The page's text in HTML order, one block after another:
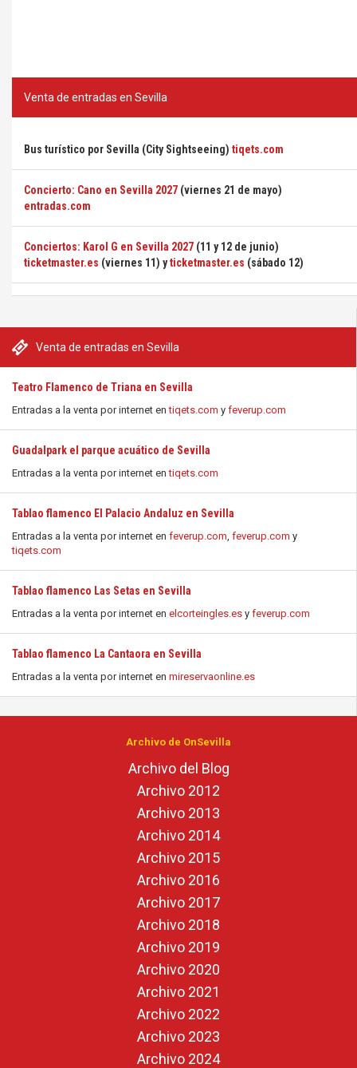
Venta de entradas en Sevilla
Teatro Flamenco de Triana en Sevilla
Entradas a la venta por internet entiqets.com y feverup.com
Guadalpark el parque acuático de Sevilla
Entradas a la venta por internet entiqets.com
Tablao flamenco El Palacio Andaluz en Sevilla
Entradas a la venta por internet en feverup.com, feverup.com y
tiqets.com
Tablao flamenco Las Setas en Sevilla
Entradas a la venta por internet en elcorteingles.es y feverup.com
Tablao flamenco La Cantaora en Sevilla
Entradas a la venta por internet en mireservaonline.es
Venta de entradas en Sevilla
Bus turístico por Sevilla (City Sightseeing) tiqets.com
Concierto: Cano en Sevilla 2027 (viernes 21 de mayo)
entradas.com
Conciertos: Karol G en Sevilla 2027 (11 y 12 de junio)
ticketmaster.es (viernes 11) yticketmaster.es (sábado 12)
Archivo de OnSevilla
Archivo del Blog
Archivo 2012
Archivo 2013
Archivo 2014
Archivo 2015
Archivo 2016
Archivo 2017
Archivo 2018
Archivo 2019
Archivo 2020
Archivo 2021
Archivo 2022
Archivo 2023
Archivo 2024